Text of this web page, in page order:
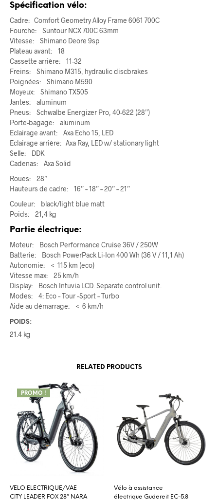
Spécification vélo:
Cadre: Comfort Geometry Alloy Frame 6061 700C
Fourche: Suntour NCX 700C 63mm
Vitesse: Shimano Deore 9sp
Plateau avant: 18
Cassette arrière: 11-32
Freins: Shimano M315, hydraulic discbrakes
Poignées: Shimano M590
Moyeux: Shimano TX505
Jantes: aluminum
Pneus: Schwalbe Energizer Pro, 40-622 (28”)
Porte-bagage: aluminum
Eclairage avant: Axa Echo 15, LED
Eclairage arrière: Axa Ray, LED w/ stationary light
Selle: DDK
Cadenas: Axa Solid
Roues: 28”
Hauteurs de cadre: 16” – 18” – 20” – 21”
Couleur: black/light blue matt
Poids: 21,4 kg
Partie électrique:
Moteur: Bosch Performance Cruise 36V / 250W
Batterie: Bosch PowerPack Li-Ion 400 Wh (36 V / 11,1 Ah)
Autonomie: < 115 km (eco)
Vitesse max: 25 km/h
Display: Bosch Intuvia LCD. Separate control unit.
Modes: 4: Eco – Tour –Sport – Turbo
Aide au démarrage: < 6 km/h
POIDS:
21.4 kg
RELATED PRODUCTS
PROMO !
VELO ELECTRIQUE/VAE
CITY LEADER FOX 28” NARA
Vélo à assistance
électrique Gudereit EC-5.8